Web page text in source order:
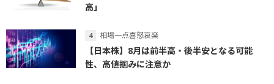
高」
相場一点喜怒哀楽
【日本株】8月は前半高・後半安となる可能
性、高値掴みに注意か